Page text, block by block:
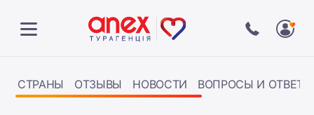
СТРАНЫ ОТЗЫВЫ НОВОСТИ ВОПРОСЫ И ОТВЕТЫ